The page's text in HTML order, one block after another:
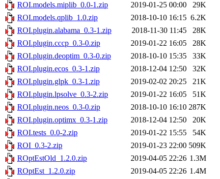
ROI.models.miplib_0.0-1.zip
2019-01-25 00:00
29K
ROI.models.qplib_1.0.zip
2018-10-10 16:15 6.2K
ROI.plugin.alabama_0.3-1.zip
2018-11-30 11:45
28K
ROI.plugin.cccp_0.3-0.zip
2019-01-22 16:05
28K
ROI.plugin.deoptim_0.3-0.zip
2018-10-10 15:35
33K
ROI.plugin.ecos_0.3-1.zip
2018-12-04 12:50
32K
ROI.plugin.glpk_0.3-1.zip
2019-02-02 20:25
21K
ROI.plugin.lpsolve_0.3-2.zip
2019-01-22 16:05
51K
ROI.plugin.neos_0.3-0.zip
2018-10-10 16:10 287K
ROI.plugin.optimx_0.3-1.zip
2018-12-04 12:50
20K
ROI.tests_0.0-2.zip
2019-01-22 15:55
54K
ROI_0.3-2.zip
2019-01-23 22:00 509K
ROptEstOld_1.2.0.zip
2019-04-05 22:26 1.3M
ROptEst_1.2.0.zip
2019-04-05 22:26 1.4M